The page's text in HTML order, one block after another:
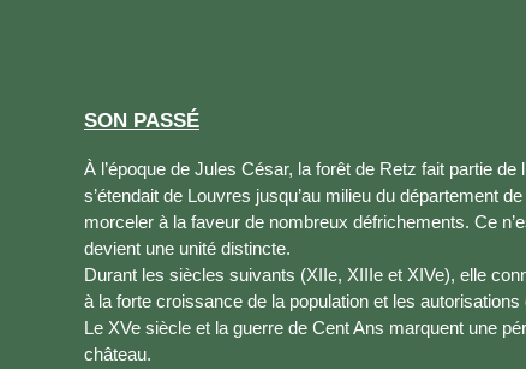
SON PASSÉ
À l’époque de Jules César, la forêt de Retz fait partie
s’étendait de Louvres jusqu’au milieu du département
morceler à la faveur de nombreux défrichements. Ce
devient une unité distincte.
Durant les siècles suivants (XIIe, XIIIe et XIVe), elle
à la forte croissance de la population et les autorisations
Le XVe siècle et la guerre de Cent Ans marquent une
château.